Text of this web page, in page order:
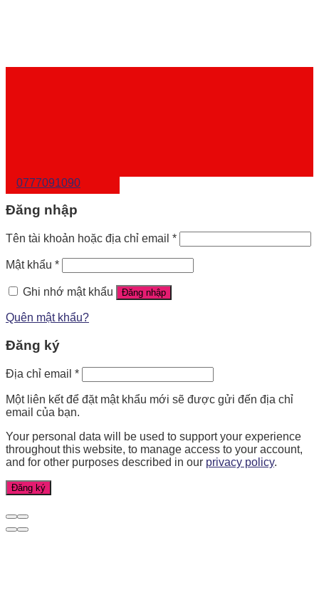
0777091090
Đăng nhập
Tên tài khoản hoặc địa chỉ email *
Mật khẩu *
Ghi nhớ mật khẩu Đăng nhập
Quên mật khẩu?
Đăng ký
Địa chỉ email *
Một liên kết để đặt mật khẩu mới sẽ được gửi đến địa chỉ
email của bạn.
Your personal data will be used to support your experience
throughout this website, to manage access to your account,
and for other purposes described in our privacy policy.
Đăng ký